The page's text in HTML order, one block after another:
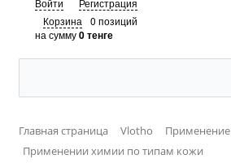
Войти
Регистрация
Корзина
0 позиций
на сумму0 тенге
Главная страница Vlotho
Применение
Применении химии по типам кожи